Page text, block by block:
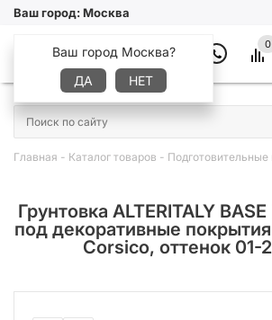
Ваш город:Москва
Ваш город Москва?
ДА
НЕТ
0
Главная - Каталог товаров -
Грунтовка ALTERITALY
под декоративные
Corsico, оттенок 01-